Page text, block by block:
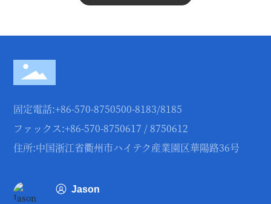
固定電話:+86-570-8750500-8183/8185
ファックス:+86-570-8750617 / 8750612
住所:中国浙江省衢州市ハイテク産業園区華陽路36号
Jason